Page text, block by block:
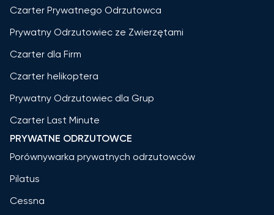
Czarter Prywatnego Odrzutowca
Prywatny Odrzutowiec ze Zwierzętami
Czarter dla Firm
Czarter helikoptera
Prywatny Odrzutowiec dla Grup
Czarter Last Minute
PRYWATNE ODRZUTOWCE
Porównywarka prywatnych odrzutowców
Pilatus
Cessna